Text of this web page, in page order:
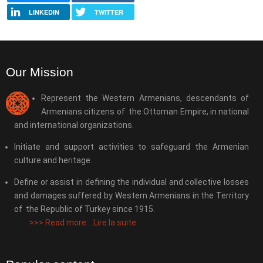
LINKEDIN TWITTER
Our Mission
Represent the Western Armenians, descendants of
Armenians citizens of the Ottoman Empire, in national
and international organizations.
Initiate and support activities to safeguard the Armenian
culture and heritage.
Define or assist in defining the individual and collective losses
and damages suffered by Western Armenians in the Territory
of the Republic of Turkey since 1915.
>>> Read more....Lire la suite